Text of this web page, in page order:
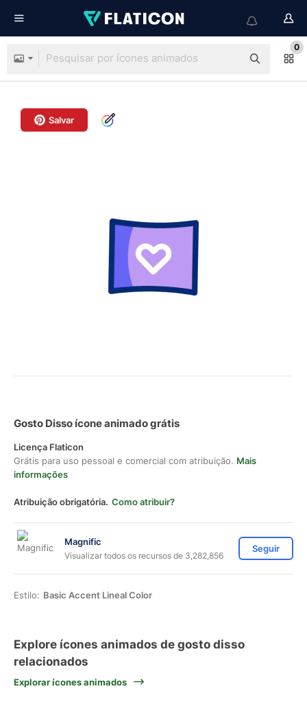
0
Salvar
Gosto Disso ícone animado grátis
Licença Flaticon
Grátis para uso pessoal e comercial com atribuição. Mais
informações
Atribuição obrigatória. Como atribuir?
Magnific
Visualizar todos os recursos de 3,282,856
Seguir
Estilo: Basic Accent Lineal Color
Explore ícones animados de gosto disso
relacionados
Explorar ícones animados